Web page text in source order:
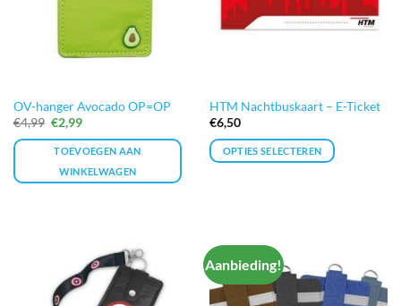
OV-hanger Avocado OP=OP
€4,99 Oorspronkelijke
prijs
was:
€4,99.
€2,99Huidige
is:
€2,99.
TOEVOEGEN AAN
WINKELWAGEN
HTM Nachtbuskaart – E-Ticket
€6,50
OPTIES SELECTEREN
Aanbieding!